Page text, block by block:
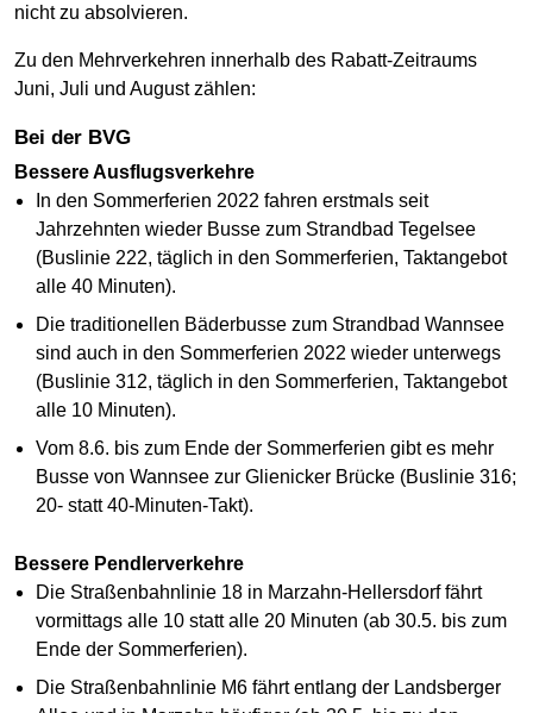
nicht zu absolvieren.
Zu den Mehrverkehren innerhalb des Rabatt-Zeitraums
Juni, Juli und August zählen:
Bei der BVG
Bessere Ausflugsverkehre
In den Sommerferien 2022 fahren erstmals seit
Jahrzehnten wieder Busse zum Strandbad Tegelsee
(Buslinie 222, täglich in den Sommerferien, Taktangebot
alle 40 Minuten).
Die traditionellen Bäderbusse zum Strandbad Wannsee
sind auch in den Sommerferien 2022 wieder unterwegs
(Buslinie 312, täglich in den Sommerferien, Taktangebot
alle 10 Minuten).
Vom 8.6. bis zum Ende der Sommerferien gibt es mehr
Busse von Wannsee zur Glienicker Brücke (Buslinie 316;
20- statt 40-Minuten-Takt).
Bessere Pendlerverkehre
Die Straßenbahnlinie 18 in Marzahn-Hellersdorf fährt
vormittags alle 10 statt alle 20 Minuten (ab 30.5. bis zum
Ende der Sommerferien).
Die Straßenbahnlinie M6 fährt entlang der Landsberger